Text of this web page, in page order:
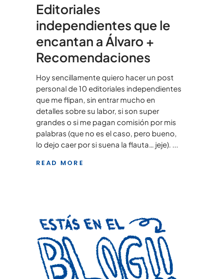
Editoriales
independientes que le
encantan a Álvaro +
Recomendaciones
Hoy sencillamente quiero hacer un post
personal de 10 editoriales independientes
que me flipan, sin entrar mucho en
detalles sobre su labor, si son super
grandes o si me pagan comisión por mis
palabras (que no es el caso, pero bueno,
lo dejo caer por si suena la flauta… jeje).
READ MORE